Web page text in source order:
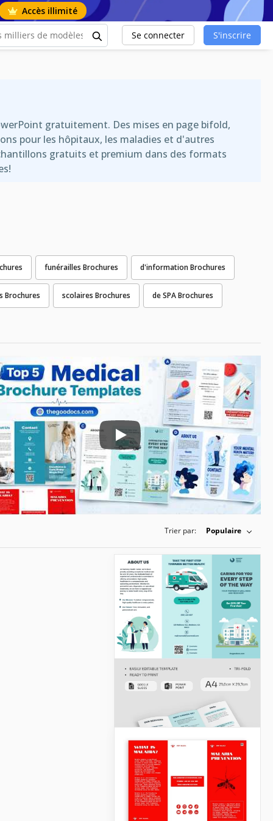
Accès illimité
Se connecter S'inscrire
gratuitement. Des mises en page bifold,
pour les hôpitaux, les maladies et d'autres
gratuits et premium dans des formats
funérailles Brochures d'information Brochures
Brochures scolaires Brochures de SPA Brochures
Play: Keynote (Google I/O '18)
Trier par: Populaire